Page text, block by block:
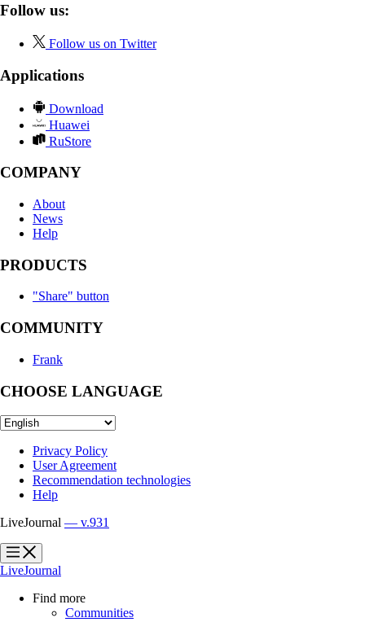
Follow us:
Follow us on Twitter
Applications
Download
Huawei
RuStore
COMPANY
About
News
Help
PRODUCTS
"Share" button
COMMUNITY
Frank
CHOOSE LANGUAGE
Privacy Policy
User Agreement
Recommendation technologies
Help
LiveJournal — v.931
?
?
LiveJournal
Find more
Communities